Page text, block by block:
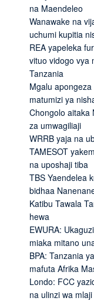
na Maendeleo
Wanawake na
uchumi kupitia
REA yapeleka
vituo vidogo vya
Tanzania
Mgalu
matumizi ya
Chongolo aitaka
za umwagiliaji
WRRB yaja na
TAMESOT
na uposhaji tiba
TBS Yaendelea
bidhaa
Katibu Tawala
hewa
EWURA:
miaka mitano
BPA: Tanzania
mafuta Afrika
Londo: FCC
na ulinzi wa